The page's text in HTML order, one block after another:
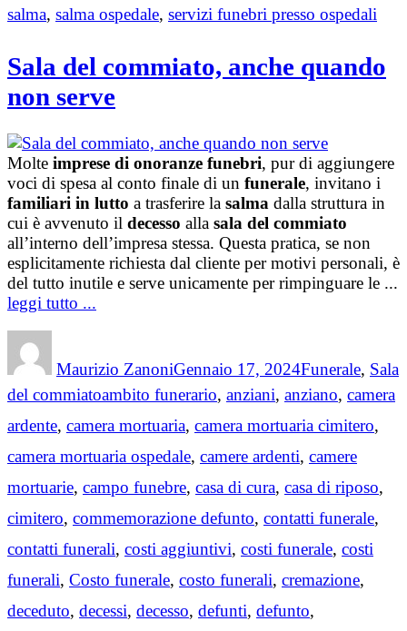
salma, salma ospedale, servizi funebri presso ospedali
Sala del commiato, anche quando
non serve
Molte imprese di onoranze funebri, pur di aggiungere
voci di spesa al conto finale di un funerale, invitano i
familiari in lutto a trasferire la salma dalla struttura in
cui è avvenuto il decesso alla sala del commiato
all’interno dell’impresa stessa. Questa pratica, se non
esplicitamente richiesta dal cliente per motivi personali, è
del tutto inutile e serve unicamente per rimpinguare le ...
leggi tutto ...
Maurizio Zanoni
on
Gennaio 17, 2024Funerale, Sala
del commiatoTags
ambito funerario, anziani, anziano, camera
ardente, camera mortuaria, camera mortuaria cimitero,
camera mortuaria ospedale, camere ardenti, camere
mortuarie, campo funebre, casa di cura, casa di riposo,
cimitero, commemorazione defunto, contatti funerale,
contatti funerali, costi aggiuntivi, costi funerale, costi
funerali, Costo funerale, costo funerali, cremazione,
deceduto, decessi, decesso, defunti, defunto,